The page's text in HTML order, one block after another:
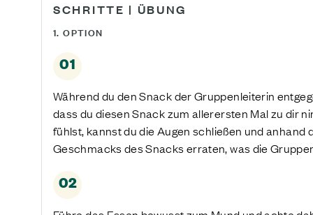
SCHRITTE | ÜBUNG
1. OPTION
01
Während du den Snack der Gruppenleiterin
dass du diesen Snack zum allerersten Mal zu dir
fühlst, kannst du die Augen schließen und anhand
Geschmacks des Snacks erraten, was die
02